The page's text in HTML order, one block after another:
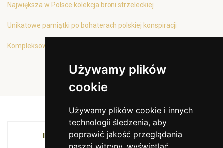
Używamy plików
cookie
Używamy plików cookie i innych
technologii śledzenia, aby
poprawić jakość przeglądania
naszej witryny, wyświetlać
Największa w Polsce kolekcja broni strzeleckiej
Unikatowe pamiątki po bohaterach polskiej konspiracji
Kompleksowa oferta edukacyjna
INSTYTUCJA KULTURY MIASTA KRAKOWA I
WOJEWÓDZTWA MAŁOPOLSKIEGO